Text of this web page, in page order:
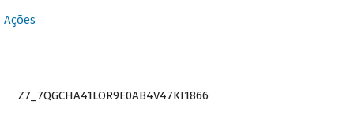
Ações
Z7_7QGCHA41LOR9E0AB4V47KI1866